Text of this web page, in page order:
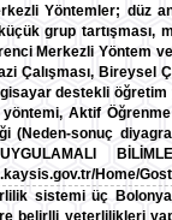
Yöntemler; düz
grup tartışması,
Merkezli Yöntem
Çalışması, Bireysel
destekli öğretim
yöntemi, Aktif
(Neden-sonuç
Home/
sistemi üç
belirlli yeterlilikleri